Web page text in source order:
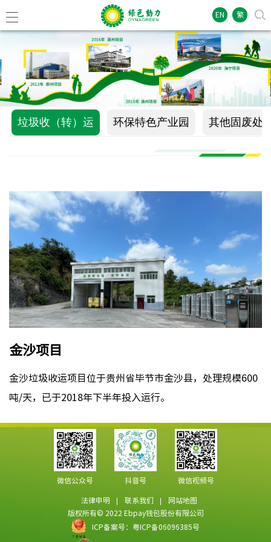
EN 繁
垃圾收（转）运 环保特色产业园 其他固废处
金沙项目
金沙垃圾收运项目位于贵州省毕节市金沙县，处理规模600
吨/天，已于2018年下半年投入运行。
微信公众号 抖音号 微信视频号
法律申明 联系我们
网站地图
版权所有© 2022 Ebpay钱包股份有限公司
ICP备案号：粤ICP备06096385号